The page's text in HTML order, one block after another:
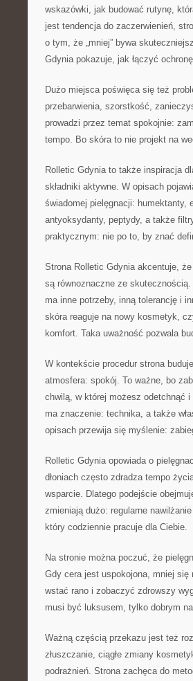
wskazówki, jak budować rutynę,
jest tendencja do zaczerwienień,
o tym, że „mniej” bywa
Gdynia pokazuje, jak łączyć
Dużo miejsca poświęca się też
przebarwienia, szorstkość,
prowadzi przez temat spokojnie:
tempo. Bo skóra to nie projekt na
Rolletic Gdynia to także inspiracja
składniki aktywne. W opisach
świadomej pielęgnacji: humektanty,
antyoksydanty, peptydy, a także
praktycznym: nie po to, by znać
Strona Rolletic Gdynia akcentuje,
są równoznaczne ze
ma inne potrzeby, inną tolerancję i
skóra reaguje na nowy kosmetyk,
komfort. Taka uważność pozwala
W kontekście procedur strona
atmosfera: spokój. To ważne, bo
chwilą, w której możesz odetchnąć
ma znaczenie: technika, a także
opisach przewija się myślenie:
Rolletic Gdynia opowiada o
dłoniach często zdradza tempo
wsparcie. Dlatego podejście
zmieniają dużo: regularne
który codziennie pracuje dla Ciebie.
Na stronie można poczuć, że
Gdy cera jest uspokojona, mniej
wstać rano i zobaczyć zdrowszy
musi być luksusem, tylko dobrym
Ważną częścią przekazu jest też
złuszczanie, ciągłe zmiany
podrażnień. Strona zachęca do